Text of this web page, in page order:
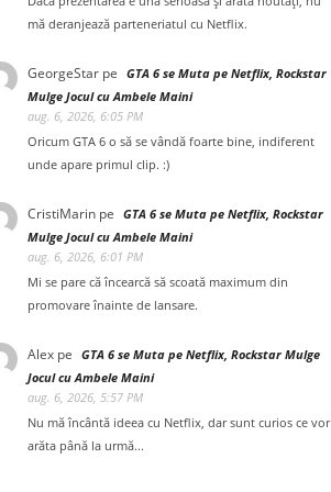
mă deranjează parteneriatul cu Netflix.
GeorgeStar pe GTA 6 se Muta pe Netflix, Rockstar
Mulge Jocul cu Ambele Maini
aug. 6, 2026, 6:05 PM
Oricum GTA 6 o să se vândă foarte bine, indiferent
unde apare primul clip. :)
CristiMarin pe GTA 6 se Muta pe Netflix, Rockstar
Mulge Jocul cu Ambele Maini
aug. 6, 2026, 6:01 PM
Mi se pare că încearcă să scoată maximum din
promovare înainte de lansare.
Alex pe GTA 6 se Muta pe Netflix, Rockstar Mulge
Jocul cu Ambele Maini
aug. 6, 2026, 5:57 PM
Nu mă încântă ideea cu Netflix, dar sunt curios ce vor
arăta până la urmă...